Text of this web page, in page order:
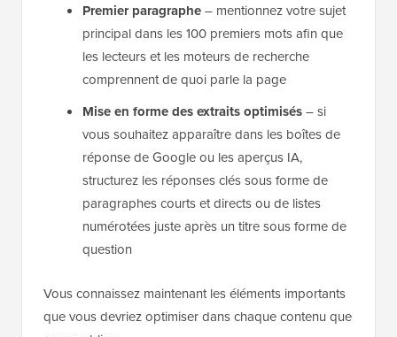
Premier paragraphe– mentionnez votre sujet
principal dans les 100 premiers mots afin que
les lecteurs et les moteurs de recherche
comprennent de quoi parle la page
Mise en forme des extraits optimisés– si
vous souhaitez apparaître dans les boîtes de
réponse de Google ou les aperçus IA,
structurez les réponses clés sous forme de
paragraphes courts et directs ou de listes
numérotées juste après un titre sous forme de
question
Vous connaissez maintenant les éléments importants
que vous devriez optimiser dans chaque contenu que